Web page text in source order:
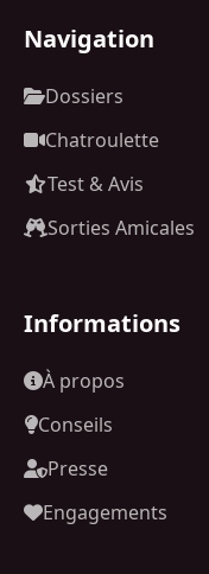
Navigation
Dossiers
Chatroulette
Test & Avis
Sorties Amicales
Informations
À propos
Conseils
Presse
Engagements